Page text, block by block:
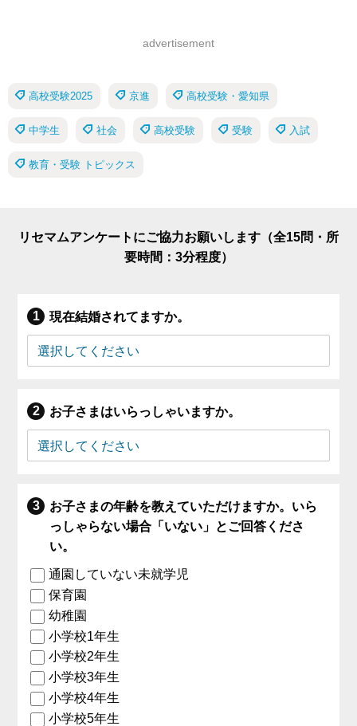
advertisement
高校受験2025 京進 高校受験・愛知県
中学生 社会 高校受験 受験 入試
教育・受験 トピックス
リセマムアンケートにご協力お願いします（全15問・所
要時間：3分程度）
現在結婚されてますか。
お子さまはいらっしゃいますか。
お子さまの年齢を教えていただけますか。いら
っしゃらない場合「いない」とご回答くださ
い。
通園していない未就学児
保育園
幼稚園
小学校1年生
小学校2年生
小学校3年生
小学校4年生
小学校5年生